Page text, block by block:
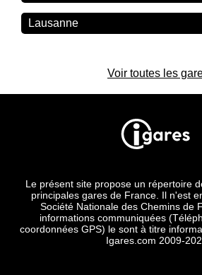
Lausanne
Voir toutes les
Le présent site propose un répertoire
principales gares de France. Il n'est
Société Nationale des Chemins de
informations communiquées
coordonnées GPS) le sont à titre
Igares.com 2009-